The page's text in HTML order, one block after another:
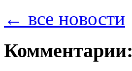
← все новости
Комментарии: